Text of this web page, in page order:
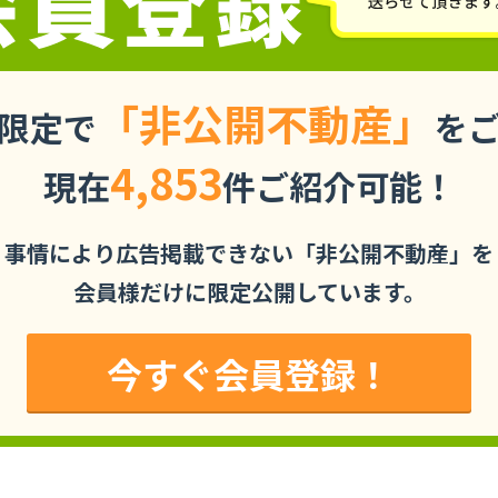
定で 「非公開不動産」 を
現在4,853件ご紹介可能！
事情により広告掲載できない「非公開不動産」を
会員様だけに限定公開しています。
今すぐ会員登録！